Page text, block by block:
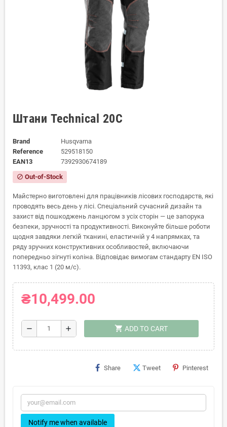
Штани Technical 20С
Brand
Husqvarna
Reference
529518150
EAN13
7392930674189
block Out-of-Stock
Майстерно виготовлені для працівників лісових господарств, які
проводять весь день у лісі. Спеціальний сучасний дизайн та
захист від пошкоджень ланцюгом з усіх сторін — це запорука
безпеки, зручності та продуктивності. Виконуйте більше роботи
щодня завдяки легкій тканині, еластичній у 4 напрямках, та
ряду зручних конструктивних особливостей, включаючи
попередньо зігнуті коліна. Відповідає вимогам стандарту EN ISO
11393, клас 1 (20 м/с).
₴10,499.00
remove add shopping_cart ADD TO CART
Share Tweet Pinterest
Notify me when available